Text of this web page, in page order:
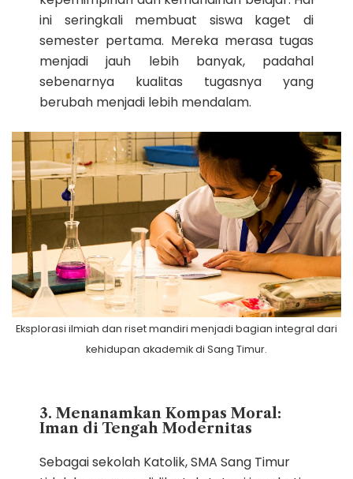
ini seringkali membuat siswa kaget di
semester pertama. Mereka merasa tugas
menjadi jauh lebih banyak, padahal
sebenarnya kualitas tugasnya yang
berubah menjadi lebih mendalam.
Eksplorasi ilmiah dan riset mandiri menjadi bagian integral dari
kehidupan akademik di Sang Timur.
3. Menanamkan Kompas Moral:
Iman di Tengah Modernitas
Sebagai sekolah Katolik, SMA Sang Timur